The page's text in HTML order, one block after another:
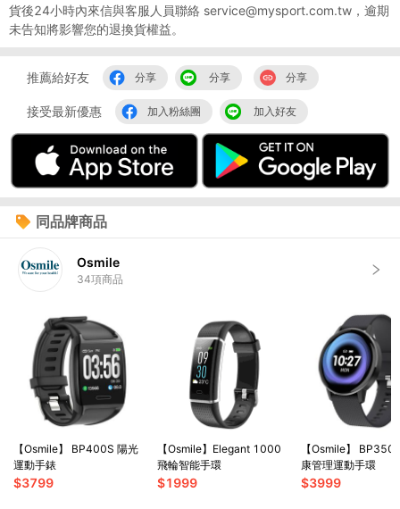
貨後24小時內來信與客服人員聯絡 service@mysport.com.tw，逾期
未告知將影響您的退換貨權益。
推薦給好友 分享 分享 分享
接受最新優惠 加入粉絲團 加入好友
同品牌商品
Osmile
34項商品
【Osmile】 BP400S 陽光
運動手錶
$3799
【Osmile】Elegant 1000
飛輪智能手環
$1999
【Osmile】 BP350
康管理運動手環
$3999